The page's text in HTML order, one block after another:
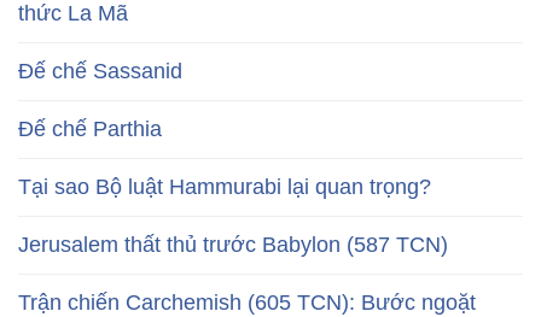
thức La Mã
Đế chế Sassanid
Đế chế Parthia
Tại sao Bộ luật Hammurabi lại quan trọng?
Jerusalem thất thủ trước Babylon (587 TCN)
Trận chiến Carchemish (605 TCN): Bước ngoặt